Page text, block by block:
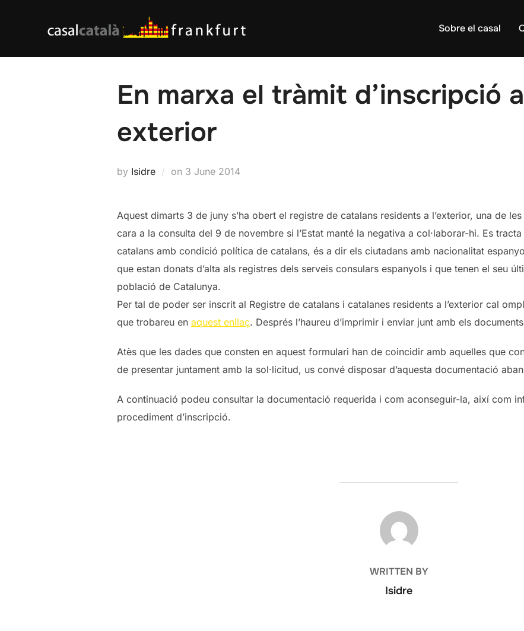
Sobre el casal
En marxa el tràmit d’inscripció
exterior
by Isidre on Posted
3 June 2014
Aquest dimarts 3 de juny s’ha obert el registre de catalans residents a l’exterior, una de
cara a la consulta del 9 de novembre si l’Estat manté la negativa a col·laborar-hi. Es
catalans amb condició política de catalans, és a dir els ciutadans amb nacionalitat
que estan donats d’alta als registres dels serveis consulars espanyols i que tenen el seu
població de Catalunya.
Per tal de poder ser inscrit al Registre de catalans i catalanes residents a l’exterior cal
que trobareu en aquest enllaç. Després l’haureu d’imprimir i enviar junt amb els
Atès que les dades que consten en aquest formulari han de coincidir amb aquelles que
de presentar juntament amb la sol·licitud, us convé disposar d’aquesta documentació
A continuació podeu consultar la documentació requerida i com aconseguir-la, així com
procediment d’inscripció.
POST AUTHOR
WRITTEN BY
Isidre